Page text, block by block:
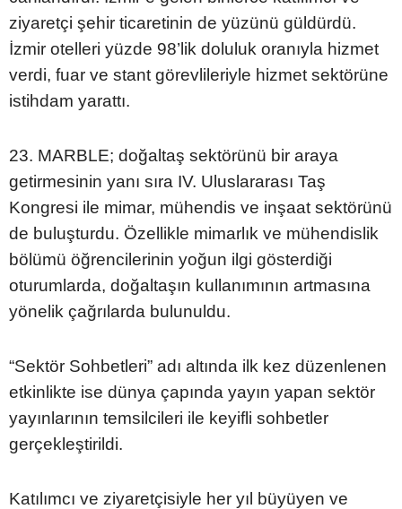
ziyaretçi şehir ticaretinin de yüzünü güldürdü.
İzmir otelleri yüzde 98’lik doluluk oranıyla hizmet
verdi, fuar ve stant görevlileriyle hizmet sektörüne
istihdam yarattı.
23. MARBLE; doğaltaş sektörünü bir araya
getirmesinin yanı sıra IV. Uluslararası Taş
Kongresi ile mimar, mühendis ve inşaat sektörünü
de buluşturdu. Özellikle mimarlık ve mühendislik
bölümü öğrencilerinin yoğun ilgi gösterdiği
oturumlarda, doğaltaşın kullanımının artmasına
yönelik çağrılarda bulunuldu.
“Sektör Sohbetleri” adı altında ilk kez düzenlenen
etkinlikte ise dünya çapında yayın yapan sektör
yayınlarının temsilcileri ile keyifli sohbetler
gerçekleştirildi.
Katılımcı ve ziyaretçisiyle her yıl büyüyen ve